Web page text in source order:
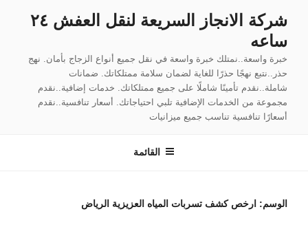
المحتوى
شركة الانجاز السريعة لنقل العفش ٢٤
ساعه
خبرة واسعة..نمتلك خبرة واسعة في نقل جميع أنواع الزجاج بأمان. نهج
حذر..نتبع نهجًا حذرًا للغاية لضمان سلامة ممتلكاتك. ضمانات
شاملة..نقدم تأمينًا شاملًا على جميع ممتلكاتك. خدمات إضافية..نقدم
مجموعة من الخدمات الإضافية تلبي احتياجاتك. أسعار تنافسية..نقدم
أسعارًا تنافسية تناسب جميع ميزانيات
القائمة
الوسم: ارخص كشف تسربات المياه العزيزية الرياض